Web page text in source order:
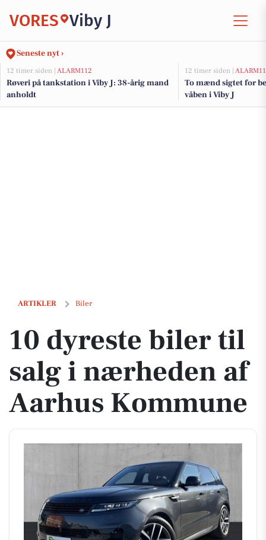
VORES Viby J
Seneste nyt ›
12 timer siden | ALARM112
Røveri på tankstation i Viby J: 38-årig mand
anholdt
12 timer siden |
To mænd sigtet for
våben i Viby J
ARTIKLER Biler
10 dyreste biler til salg i nærheden af Aarhus Kommune
10 dyreste biler til
salg i nærheden af
Aarhus Kommune